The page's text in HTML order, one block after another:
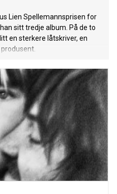
Lien Spellemannsprisen for
sitt tredje album. På de to
en sterkere låtskriver, en